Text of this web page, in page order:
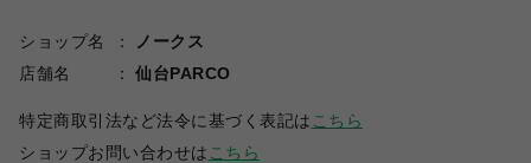
ショップ名
ノークス
店舗名
仙台PARCO
特定商取引法など法令に基づく表記は こちら
ショップお問い合わせは こちら